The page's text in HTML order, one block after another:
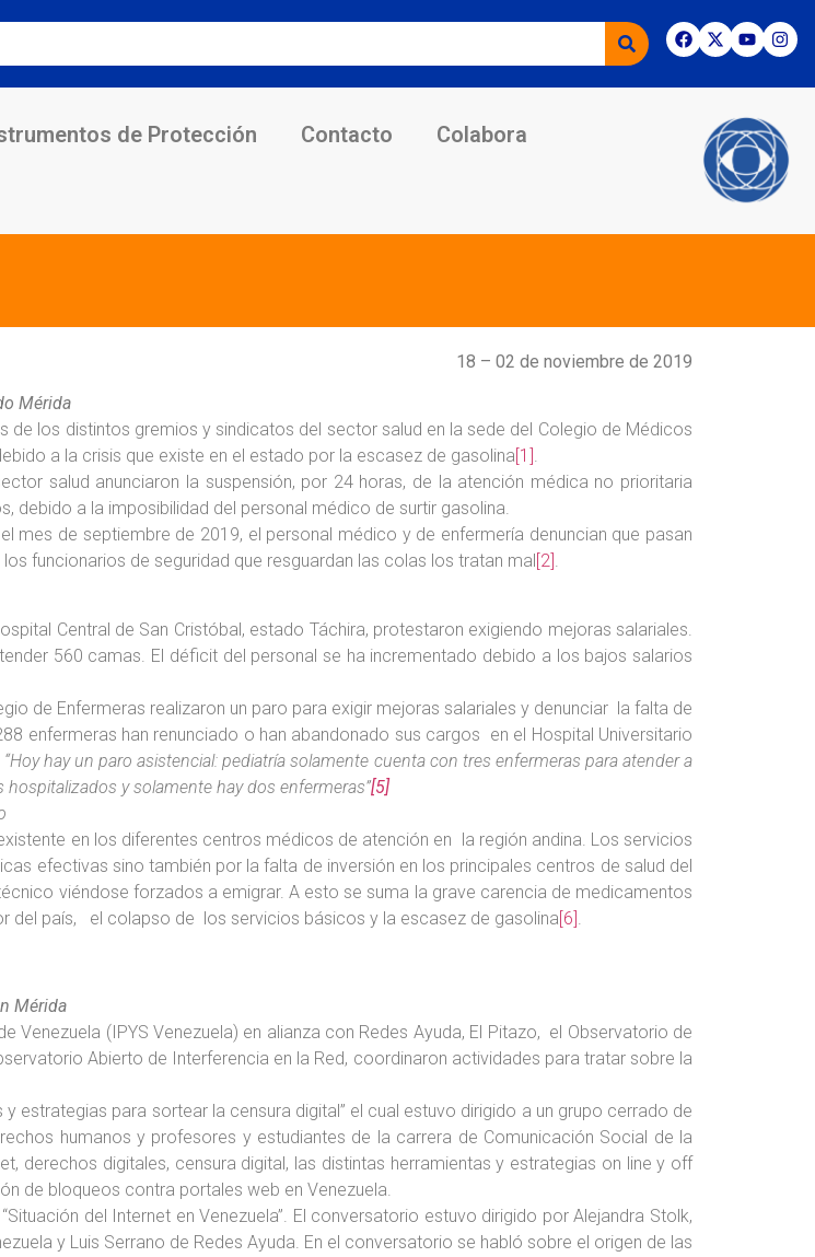
de Protección Contacto Colabora
18 – 02 de noviembre de 2019
Mérida
los distintos gremios y sindicatos del sector salud en la sede del Colegio de Médicos
a la crisis que existe en el estado por la escasez de gasolina [1] .
salud anunciaron la suspensión, por 24 horas, de la atención médica no prioritaria
debido a la imposibilidad del personal médico de surtir gasolina.
mes de septiembre de 2019, el personal médico y de enfermería denuncian que pasan
funcionarios de seguridad que resguardan las colas los tratan mal [2] .
Central de San Cristóbal, estado Táchira, protestaron exigiendo mejoras salariales.
560 camas. El déficit del personal se ha incrementado debido a los bajos salarios
de Enfermeras realizaron un paro para exigir mejoras salariales y denunciar la falta de
enfermeras han renunciado o han abandonado sus cargos en el Hospital Universitario
“Hoy hay un paro asistencial: pediatría solamente cuenta con tres enfermeras para atender a
y solamente hay dos enfermeras”[5]
en los diferentes centros médicos de atención en la región andina. Los servicios
efectivas sino también por la falta de inversión en los principales centros de salud del
viéndose forzados a emigrar. A esto se suma la grave carencia de medicamentos
del país, el colapso de los servicios básicos y la escasez de gasolina[6]
Mérida
(IPYS Venezuela) en alianza con Redes Ayuda, El Pitazo, el Observatorio de
Abierto de Interferencia en la Red, coordinaron actividades para tratar sobre la
estrategias para sortear la censura digital” el cual estuvo dirigido a un grupo cerrado de
humanos y profesores y estudiantes de la carrera de Comunicación Social de la
derechos digitales, censura digital, las distintas herramientas y estrategias on line y off
de bloqueos contra portales web en Venezuela.
del Internet en Venezuela”. El conversatorio estuvo dirigido por Alejandra Stolk,
y Luis Serrano de Redes Ayuda. En el conversatorio se habló sobre el origen de las